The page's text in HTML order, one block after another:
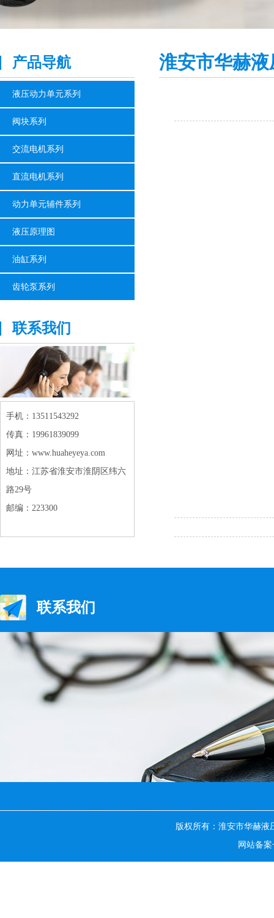
产品导航
液压动力单元系列
阀块系列
交流电机系列
直流电机系列
动力单元辅件系列
液压原理图
油缸系列
齿轮泵系列
联系我们
手机：13511543292
传真：19961839099
网址：www.huaheyeya.com
地址：江苏省淮安市淮阴区纬六
路29号
邮编：223300
淮安市华赫
联系我们
版权所有：淮安市华赫
网站备案